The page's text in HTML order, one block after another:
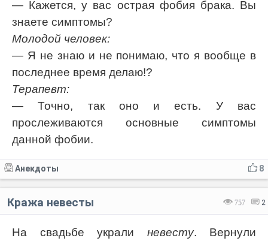
— Кажется, у вас острая фобия брака. Вы
знаете симптомы?
Молодой человек:
— Я не знаю и не понимаю, что я вообще в
последнее время делаю!?
Терапевт:
— Точно, так оно и есть. У вас
прослеживаются основные симптомы
данной фобии.
8
Анекдоты
757 2
Кража невесты
На свадьбе украли невесту. Вернули